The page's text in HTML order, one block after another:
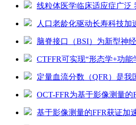
线粒体医学临床适应症广泛
人口老龄化驱动长寿科技加
脑脊接口（BSI）为新型神
CTFFR可实现“形态学+功能
定量血流分数（QFR）是我
OCT-FFR为基于影像测量的
基于影像测量的FFR获证加